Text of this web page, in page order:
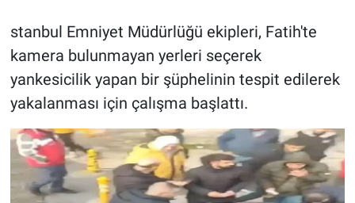
stanbul Emniyet Müdürlüğü ekipleri, Fatih'te
kamera bulunmayan yerleri seçerek
yankesicilik yapan bir şüphelinin tespit edilerek
yakalanması için çalışma başlattı.
Gündem Özel
Günün görüntüsü
Haber
İlan